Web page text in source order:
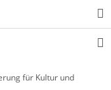
für Kultur und